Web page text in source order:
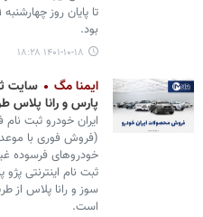
بود.
۱۴۰۱-۱۰-۱۸ ۱۸:۲۸
ایمنا مگ
سایت
پارس و رانا پلاس
ایران خودرو ثبت
ثبت نام اینترنتی
سوز و رانا پلاس از
است.